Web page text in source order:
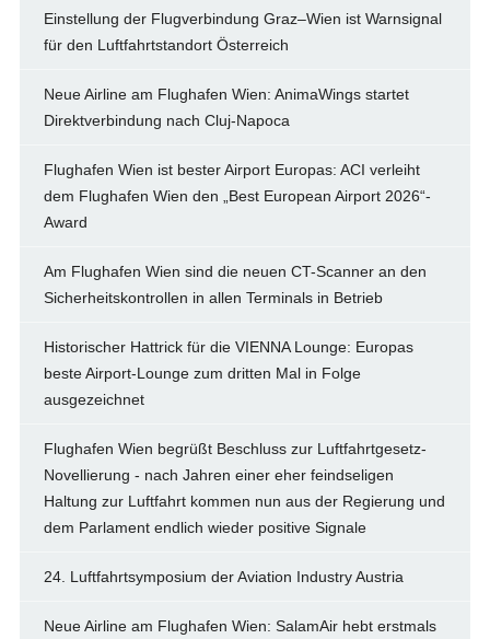
Einstellung der Flugverbindung Graz–Wien ist Warnsignal
für den Luftfahrtstandort Österreich
Neue Airline am Flughafen Wien: AnimaWings startet
Direktverbindung nach Cluj-Napoca
Flughafen Wien ist bester Airport Europas: ACI verleiht
dem Flughafen Wien den „Best European Airport 2026“-
Award
Am Flughafen Wien sind die neuen CT-Scanner an den
Sicherheitskontrollen in allen Terminals in Betrieb
Historischer Hattrick für die VIENNA Lounge: Europas
beste Airport-Lounge zum dritten Mal in Folge
ausgezeichnet
Flughafen Wien begrüßt Beschluss zur Luftfahrtgesetz-
Novellierung - nach Jahren einer eher feindseligen
Haltung zur Luftfahrt kommen nun aus der Regierung und
dem Parlament endlich wieder positive Signale
24. Luftfahrtsymposium der Aviation Industry Austria
Neue Airline am Flughafen Wien: SalamAir hebt erstmals